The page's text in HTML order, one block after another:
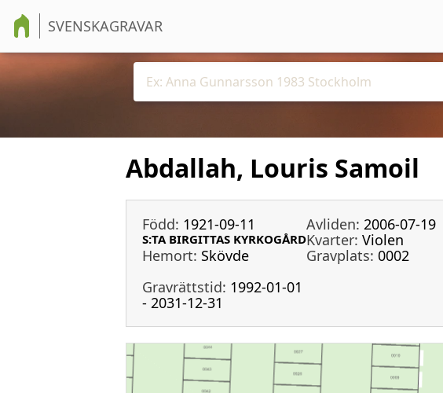
SVENSKAGRAVAR
Abdallah, Louris Samoil
Född: 1921-09-11 Avliden: 2006-07-19
S:TA BIRGITTAS KYRKOGÅRDKvarter: Violen
Hemort: Skövde Gravplats: 0002
Gravrättstid: 1992-01-01
- 2031-12-31